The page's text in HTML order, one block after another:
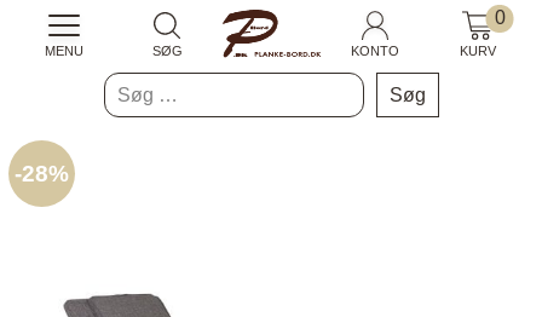
Søg
efter:
MENU SØG KONTO
0
KURV
-28%